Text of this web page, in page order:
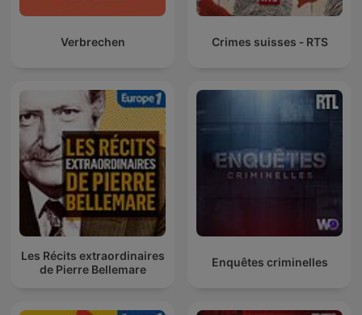
Verbrechen Crimes suisses ‐ RTS
Les Récits extraordinaires
de Pierre Bellemare
Enquêtes criminelles